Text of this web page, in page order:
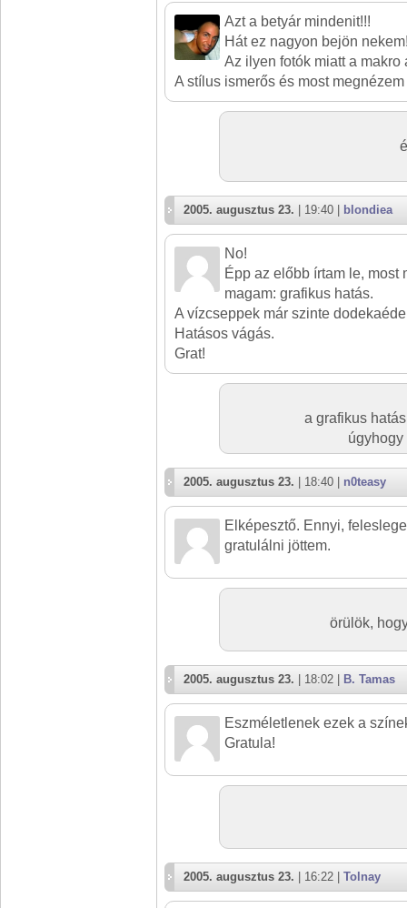
Azt a betyár mindenit!!!
Hát ez nagyon bejön
Az ilyen fotók miatt a makro
A stílus ismerős és most
2005. augusztus 23. | 19:40 | blondiea
No!
Épp az előbb írtam le, most
magam: grafikus hatás.
A vízcseppek már szinte
Hatásos vágás.
Grat!
a grafikus
úgyhogy
2005. augusztus 23. | 18:40 | n0teasy
Elképesztő. Ennyi,
gratulálni jöttem.
örülök,
2005. augusztus 23. | 18:02 | B. Tamas
Eszméletlenek ezek a
Gratula!
2005. augusztus 23. | 16:22 | Tolnay